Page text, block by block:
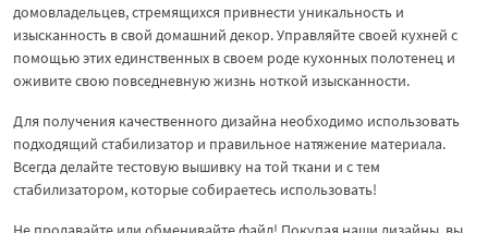
домовладельцев, стремящихся привнести уникальность и
изысканность в свой домашний декор. Управляйте своей кухней с
помощью этих единственных в своем роде кухонных полотенец и
оживите свою повседневную жизнь ноткой изысканности.
Для получения качественного дизайна необходимо использовать
подходящий стабилизатор и правильное натяжение материала.
Всегда делайте тестовую вышивку на той ткани и с тем
стабилизатором, которые собираетесь использовать!